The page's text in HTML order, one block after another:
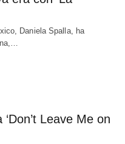
Daniela Spalla, ha
Leave Me on